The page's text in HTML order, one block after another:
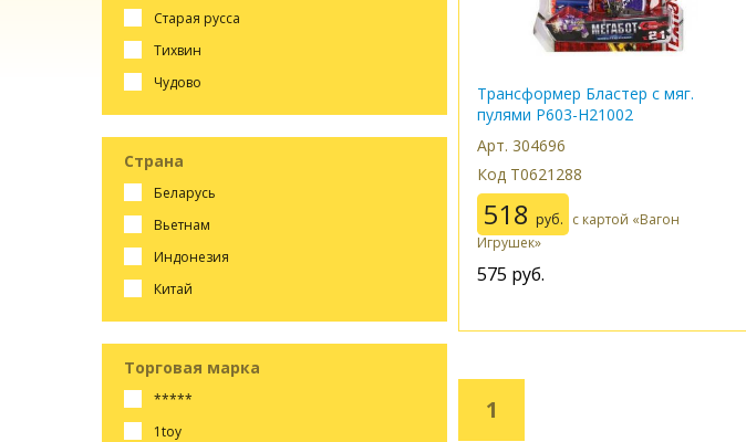
старая русса
тихвин
чудово
Страна
беларусь
вьетнам
индонезия
китай
Торговая марка
*****
1toy
Трансформер Бластер с мяг.
пулями P603-H21002
Арт. 304696
Код Т0621288
518 руб. с картой «Вагон
Игрушек»
575 руб.
1